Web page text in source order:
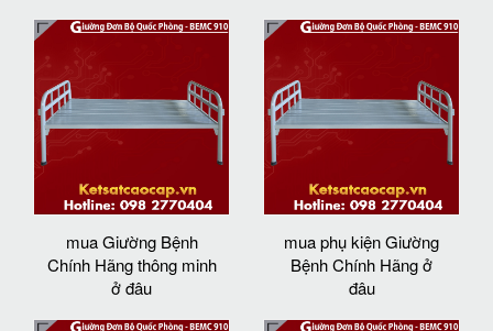
mua Giường Bệnh
Chính Hãng thông minh
ở đâu
mua phụ kiện Giường
Bệnh Chính Hãng ở
đâu